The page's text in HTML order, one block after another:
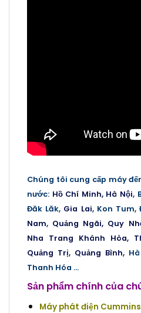
Chúng tôi cung cấp máy
nước: Hồ Chí Minh, Hà Nội,
Đăk Lăk, Gia Lai, Kon Tum,
Nam, Quảng Ngãi, Quy
Nha Trang Khánh Hòa,
Quảng Trị, Quảng Bình,Hà
Thanh Hóa …
Sản phẩm chính của
Máy phát điện